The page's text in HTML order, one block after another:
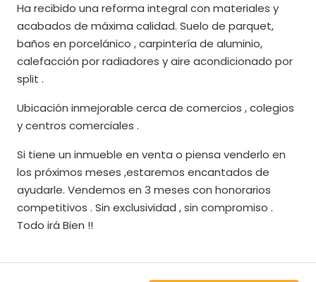
Ha recibido una reforma integral con materiales y
acabados de máxima calidad. Suelo de parquet,
baños en porcelánico , carpintería de aluminio,
calefacción por radiadores y aire acondicionado por
split .
Ubicación inmejorable cerca de comercios , colegios
y centros comerciales .
Si tiene un inmueble en venta o piensa venderlo en
los próximos meses ,estaremos encantados de
ayudarle. Vendemos en 3 meses con honorarios
competitivos . Sin exclusividad , sin compromiso .
Todo irá Bien !!